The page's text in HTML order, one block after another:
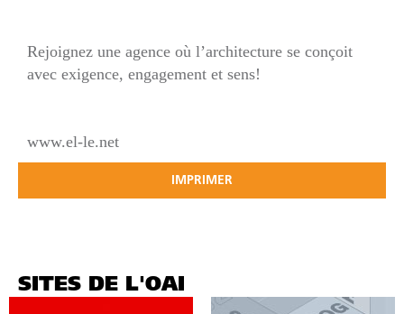
Rejoignez une agence où l’architecture se conçoit
avec exigence, engagement et sens!
www.el-le.net
IMPRIMER
SITES DE L'OAI